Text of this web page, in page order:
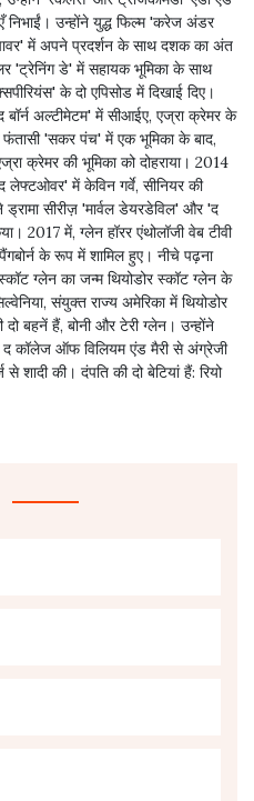
निभाईं। उन्होंने युद्ध फिल्म 'करेज अंडर
में अपने प्रदर्शन के साथ दशक का अंत
'ट्रेनिंग डे' में सहायक भूमिका के साथ
के दो एपिसोड में दिखाई दिए।
बॉर्न अल्टीमेटम' में सीआईए, एज्रा क्रेमर के
फंतासी 'सकर पंच' में एक भूमिका के बाद,
क्रेमर की भूमिका को दोहराया। 2014
में केविन गर्वे, सीनियर की
ड्रामा सीरीज़ 'मार्वल डेयरडेविल' और 'द
2017 में, ग्लेन हॉरर एंथोलॉजी वेब टीवी
के रूप में शामिल हुए। नीचे पढ़ना
ग्लेन का जन्म थियोडोर स्कॉट ग्लेन के
संयुक्त राज्य अमेरिका में थियोडोर
बहनें हैं, बोनी और टेरी ग्लेन। उन्होंने
द कॉलेज ऑफ विलियम एंड मैरी से अंग्रेजी
शादी की। दंपति की दो बेटियां हैं: रियो